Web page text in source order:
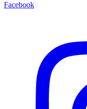
Facebook